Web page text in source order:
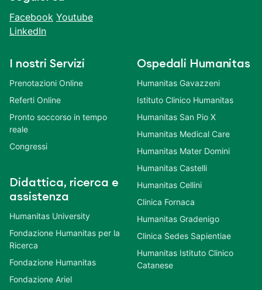
Facebook Youtube
LinkedIn
I nostri Servizi
Prenotazioni Online
Referti Online
Pronto soccorso in tempo
reale
Congressi
Didattica, ricerca e
assistenza
Humanitas University
Fondazione Humanitas per la
Ricerca
Fondazione Humanitas
Fondazione Ariel
Ospedali Humanitas
Humanitas Gavazzeni
Istituto Clinico Humanitas
Humanitas San Pio X
Humanitas Medical Care
Humanitas Mater Domini
Humanitas Castelli
Humanitas Cellini
Clinica Fornaca
Humanitas Gradenigo
Clinica Sedes Sapientiae
Humanitas Istituto Clinico
Catanese